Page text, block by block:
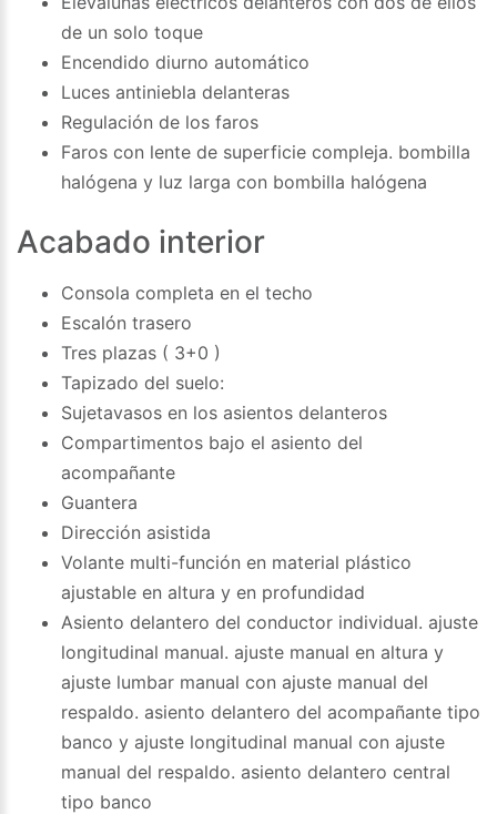
de un solo toque
Encendido diurno automático
Luces antiniebla delanteras
Regulación de los faros
Faros con lente de superficie compleja. bombilla
halógena y luz larga con bombilla halógena
Acabado interior
Consola completa en el techo
Escalón trasero
Tres plazas ( 3+0 )
Tapizado del suelo:
Sujetavasos en los asientos delanteros
Compartimentos bajo el asiento del
acompañante
Guantera
Dirección asistida
Volante multi-función en material plástico
ajustable en altura y en profundidad
Asiento delantero del conductor individual. ajuste
longitudinal manual. ajuste manual en altura y
ajuste lumbar manual con ajuste manual del
respaldo. asiento delantero del acompañante tipo
banco y ajuste longitudinal manual con ajuste
manual del respaldo. asiento delantero central
tipo banco